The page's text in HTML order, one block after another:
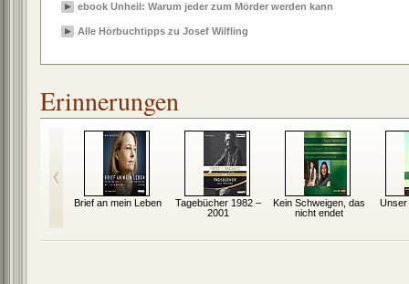
ebook Unheil: Warum jeder zum Mörder werden kann
Alle Hörbuchtipps zu Josef Wilfling
Erinnerungen
Brief an mein Leben
Tagebücher 1982 –
2001
Kein Schweigen, das
nicht endet
Unser